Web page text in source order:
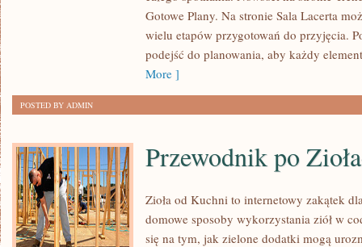
OKOLICZNOŚCIOWE
Gotowe Plany. Na stronie Sala Lacerta
wielu etapów przygotowań do przyjęcia.
podejść do planowania, aby każdy
More ]
POSTED BY ADMIN
Przewodnik po
Zioła od Kuchni to internetowy zakątek
domowe sposoby wykorzystania ziół w
się na tym, jak zielone dodatki mogą